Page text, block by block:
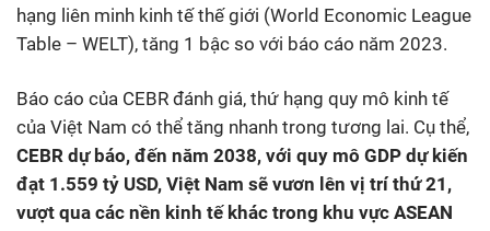
hạng liên minh kinh tế thế giới (World Economic League
Table – WELT), tăng 1 bậc so với báo cáo năm 2023.
Báo cáo của CEBR đánh giá, thứ hạng quy mô kinh tế
của Việt Nam có thể tăng nhanh trong tương lai. Cụ thể,
CEBR dự báo, đến năm 2038, với quy mô GDP dự kiến
đạt 1.559 tỷ USD, Việt Nam sẽ vươn lên vị trí thứ 21,
vượt qua các nền kinh tế khác trong khu vực ASEAN